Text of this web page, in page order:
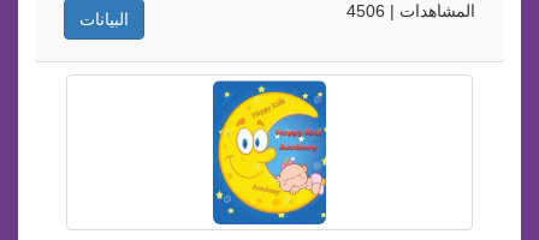
البيانات المشاهدات | 4506